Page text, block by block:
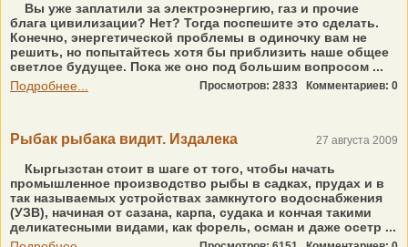
Вы уже заплатили за электроэнергию, газ и прочие
блага цивилизации? Нет? Тогда поспешите это сделать.
Конечно, энергетической проблемы в одиночку вам не
решить, но попытайтесь хотя бы приблизить наше общее
светлое будущее. Пока же оно под большим вопросом ...
Подробнее...
Просмотров: 2833 Комментариев: 0
Рыбак рыбака видит. Издалека 27 августа 2009
Кыргызстан стоит в шаге от того, чтобы начать
промышленное производство рыбы в садках, прудах и в
так называемых устройствах замкнутого водоснабжения
(УЗВ), начиная от сазана, карпа, судака и кончая такими
деликатесными видами, как форель, осман и даже осетр ...